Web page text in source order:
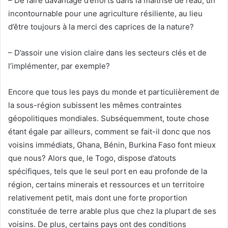
incontournable pour une agriculture résiliente, au lieu
d’être toujours à la merci des caprices de la nature?
– D’assoir une vision claire dans les secteurs clés et de
l’implémenter, par exemple?
Encore que tous les pays du monde et particulièrement de
la sous-région subissent les mêmes contraintes
géopolitiques mondiales. Subséquemment, toute chose
étant égale par ailleurs, comment se fait-il donc que nos
voisins immédiats, Ghana, Bénin, Burkina Faso font mieux
que nous? Alors que, le Togo, dispose d’atouts
spécifiques, tels que le seul port en eau profonde de la
région, certains minerais et ressources et un territoire
relativement petit, mais dont une forte proportion
constituée de terre arable plus que chez la plupart de ses
voisins. De plus, certains pays ont des conditions